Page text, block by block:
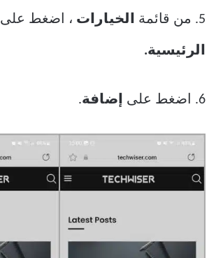
5. من قائمة الخيارات ، اضغط على
الرئيسية.
6. اضغط على إضافة.